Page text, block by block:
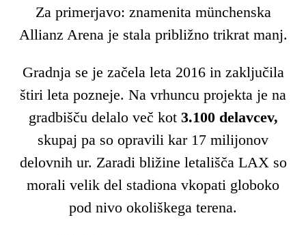
Za primerjavo: znamenita münchenska
Allianz Arena je stala približno trikrat manj.
Gradnja se je začela leta 2016 in zaključila
štiri leta pozneje. Na vrhuncu projekta je na
gradbišču delalo več kot 3.100 delavcev,
skupaj pa so opravili kar 17 milijonov
delovnih ur. Zaradi bližine letališča LAX so
morali velik del stadiona vkopati globoko
pod nivo okoliškega terena.